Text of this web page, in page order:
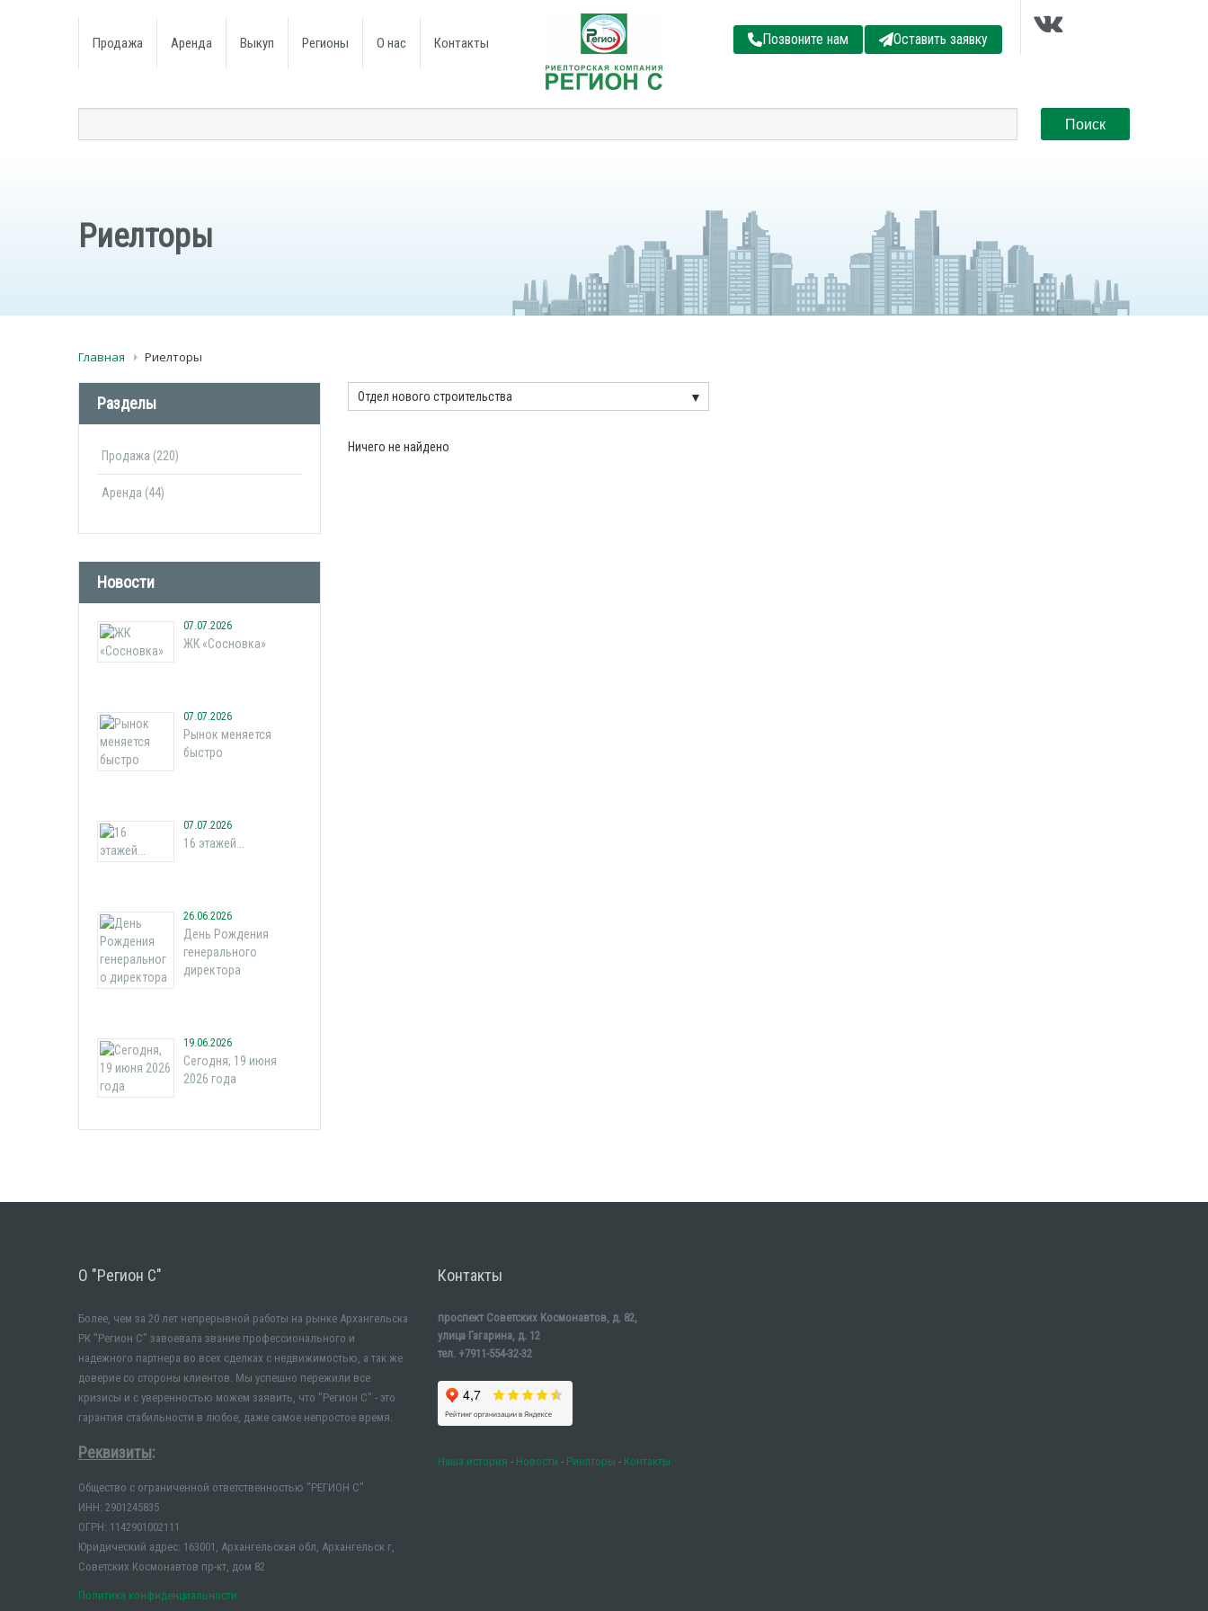
Продажа Аренда Выкуп Регионы О нас Контакты Позвоните нам Оставить заявку
Риелторы
Главная Риелторы
Разделы
Продажа (220)
Аренда (44)
Новости
07.07.2026
ЖК «Сосновка»
07.07.2026
Рынок меняется
быстро
07.07.2026
16 этажей...
26.06.2026
День Рождения
генерального
директора
19.06.2026
Сегодня, 19 июня
2026 года
Отдел нового строительства
Ничего не найдено
О "Регион С"
Более, чем за 20 лет непрерывной работы на рынке Архангельска
РК "Регион С" завоевала звание профессионального и
надежного партнера во всех сделках с недвижимостью, а так же
доверие со стороны клиентов. Мы успешно пережили все
кризисы и с уверенностью можем заявить, что "Регион С" - это
гарантия стабильности в любое, даже самое непростое время.
Реквизиты:
Общество с ограниченной ответственностью "РЕГИОН С"
ИНН: 2901245835
ОГРН: 1142901002111
Юридический адрес: 163001, Архангельская обл, Архангельск г,
Советских Космонавтов пр-кт, дом 82
Политика конфиденциальности
Контакты
проспект Советских Космонавтов, д. 82,
улица Гагарина, д. 12
тел. +7911-554-32-32
Наша история - Новости - Риелторы - Контакты